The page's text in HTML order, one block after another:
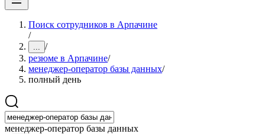
Поиск сотрудников в Арпачине
/
... /
резюме в Арпачине/
менеджер-оператор базы данных/
полный день
менеджер-оператор базы данных